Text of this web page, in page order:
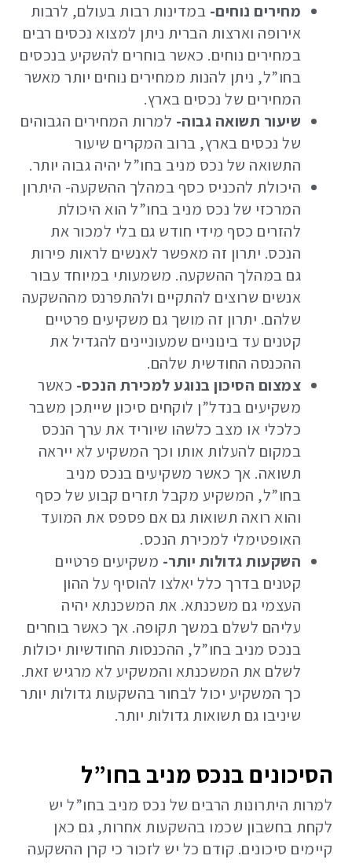
מחירים נוחים- במדינות רבות בעולם, לרבות
אירופה וארצות הברית ניתן למצוא נכסים רבים
במחירים נוחים. כאשר בוחרים להשקיע בנכסים
בחו”ל, ניתן להנות ממחירים נוחים יותר מאשר
המחירים של נכסים בארץ.
שיעור תשואה גבוה- למרות המחירים הגבוהים
של נכסים בארץ, ברוב המקרים שיעור
התשואה של נכס מניב בחו”ל יהיה גבוה יותר.
היכולת להכניס כסף במהלך ההשקעה- היתרון
המרכזי של נכס מניב בחו”ל הוא היכולת
להזרים כסף מידי חודש גם בלי למכור את
הנכס. יתרון זה מאפשר לאנשים לראות פירות
גם במהלך ההשקעה. משמעותי במיוחד עבור
אנשים שרוצים להתקיים ולהתפרנס מההשקעה
שלהם. יתרון זה מושך גם משקיעים פרטיים
קטנים עד בינוניים שמעוניינים להגדיל את
ההכנסה החודשית שלהם.
צמצום הסיכון בנוגע למכירת הנכס- כאשר
משקיעים בנדל”ן לוקחים סיכון שייתכן משבר
כלכלי או מצב כלשהו שיוריד את ערך הנכס
במקום להעלות אותו וכך המשקיע לא ייראה
תשואה. אך כאשר משקיעים בנכס מניב
בחו”ל, המשקיע מקבל תזרים קבוע של כסף
והוא רואה תשואות גם אם פספס את המועד
האופטימלי למכירת הנכס.
השקעות גדולות יותר- משקיעים פרטיים
קטנים בדרך כלל יאלצו להוסיף על ההון
העצמי גם משכנתא. את המשכנתא יהיה
עליהם לשלם במשך תקופה. אך כאשר בוחרים
בנכס מניב בחו”ל, ההכנסות החודשיות יכולות
לשלם את המשכנתא והמשקיע לא מרגיש זאת.
כך המשקיע יכול לבחור בהשקעות גדולות יותר
שיניבו גם תשואות גדולות יותר.
הסיכונים בנכס מניב בחו”ל
למרות היתרונות הרבים של נכס מניב בחו”ל יש
לקחת בחשבון שכמו בהשקעות אחרות, גם כאן
קיימים סיכונים. קודם כל יש לזכור כי קרן ההשקעה